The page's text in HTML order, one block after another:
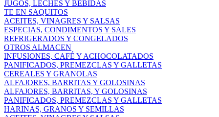
JUGOS, LECHES Y BEBIDAS
TE EN SAQUITOS
ACEITES, VINAGRES Y SALSAS
ESPECIAS, CONDIMENTOS Y SALES
REFRIGERADOS Y CONGELADOS
OTROS ALMACEN
INFUSIONES, CAFÉ Y ACHOCOLATADOS
PANIFICADOS, PREMEZCLAS Y GALLETAS
CEREALES Y GRANOLAS
ALFAJORES, BARRITAS Y GOLOSINAS
ALFAJORES, BARRITAS, Y GOLOSINAS
PANIFICADOS, PREMEZCLAS Y GALLETAS
HARINAS, GRANOS Y SEMILLAS